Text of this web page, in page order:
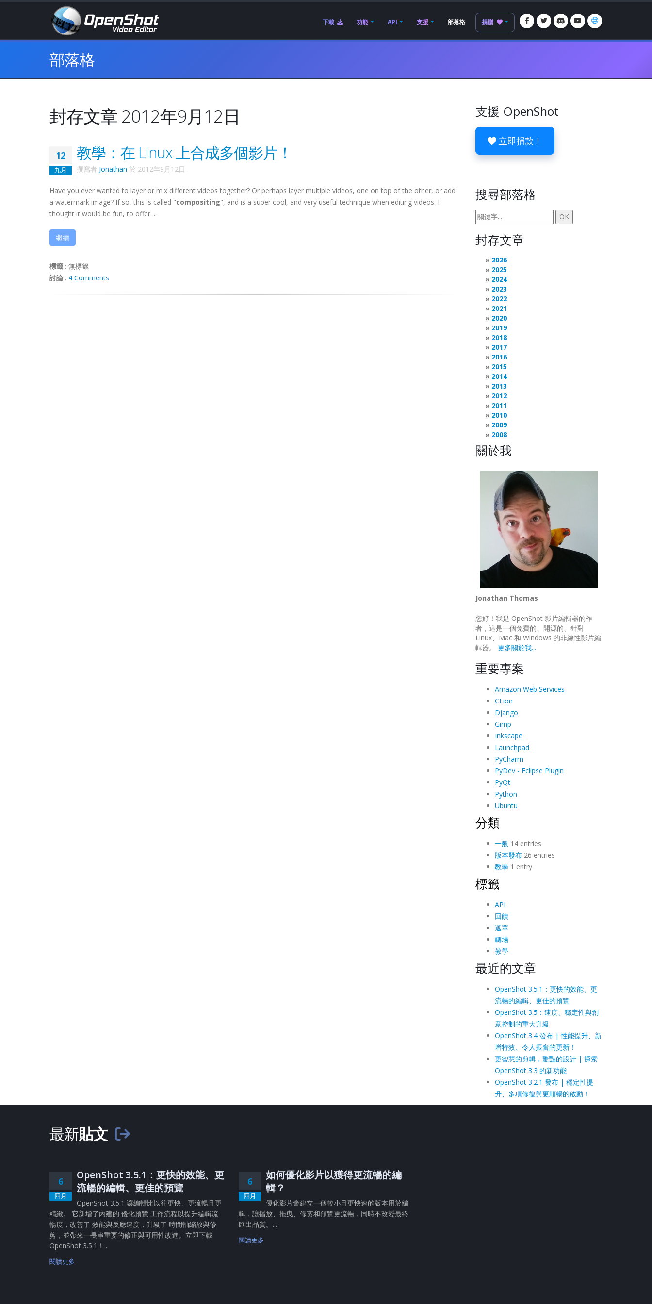
下載 功能 API 支援 部落格 捐贈
部落格
封存文章 2012年9月12日
12
九月
教學：在 Linux 上合成多個影片！
撰寫者 Jonathan 於 2012年9月12日 .
Have you ever wanted to layer or mix different videos together? Or perhaps layer multiple videos, one on top of the other, or add
a watermark image? If so, this is called "compositing", and is a super cool, and very useful technique when editing videos. I
thought it would be fun, to offer ...
繼續
標籤 : 無標籤
討論 : 4 Comments
支援 OpenShot
立即捐款！
搜尋部落格
封存文章
2026
2025
2024
2023
2022
2021
2020
2019
2018
2017
2016
2015
2014
2013
2012
2011
2010
2009
2008
關於我
Jonathan Thomas
您好！我是 OpenShot 影片編輯器的作
者，這是一個免費的、開源的、針對
Linux、Mac 和 Windows 的非線性影片編
輯器。 更多關於我...
重要專案
Amazon Web Services
CLion
Django
Gimp
Inkscape
Launchpad
PyCharm
PyDev - Eclipse Plugin
PyQt
Python
Ubuntu
分類
一般14 entries
版本發布26 entries
教學1 entry
標籤
API
回饋
遮罩
轉場
教學
最近的文章
OpenShot 3.5.1：更快的效能、更
流暢的編輯、更佳的預覽
OpenShot 3.5：速度、穩定性與創
意控制的重大升級
OpenShot 3.4 發布 | 性能提升、新
增特效、令人振奮的更新！
更智慧的剪輯，驚豔的設計 | 探索
OpenShot 3.3 的新功能
OpenShot 3.2.1 發布 | 穩定性提
升、多項修復與更順暢的啟動！
最新貼文
6
四月
OpenShot 3.5.1：更快的效能、更
流暢的編輯、更佳的預覽
OpenShot 3.5.1 讓編輯比以往更快、更流暢且更
精緻。 它新增了內建的 優化預覽 工作流程以提升編輯流
暢度，改善了 效能與反應速度，升級了 時間軸縮放與修
剪，並帶來一長串重要的修正與可用性改進。立即下載
OpenShot 3.5.1！...
閱讀更多
6
四月
如何優化影片以獲得更流暢的編
輯？
優化影片會建立一個較小且更快速的版本用於編
輯，讓播放、拖曳、修剪和預覽更流暢，同時不改變最終
匯出品質。...
閱讀更多